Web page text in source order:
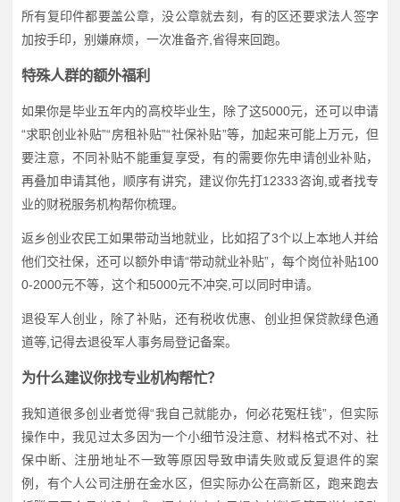
所有复印件都要盖公章，没公章就去刻，有的区还要求法人签字
加按手印，别嫌麻烦，一次准备齐,省得来回跑。
特殊人群的额外福利
如果你是毕业五年内的高校毕业生，除了这5000元，还可以申请
“求职创业补贴”“房租补贴”“社保补贴”等，加起来可能上万元，但
要注意，不同补贴不能重复享受，有的需要你先申请创业补贴，
再叠加申请其他，顺序有讲究，建议你先打12333咨询,或者找专
业的财税服务机构帮你梳理。
返乡创业农民工如果带动当地就业，比如招了3个以上本地人并给
他们交社保，还可以额外申请“带动就业补贴”，每个岗位补贴100
0-2000元不等，这个和5000元不冲突,可以同时申请。
退役军人创业，除了补贴，还有税收优惠、创业担保贷款绿色通
道等,记得去退役军人事务局登记备案。
为什么建议你找专业机构帮忙？
我知道很多创业者觉得“我自己就能办，何必花冤枉钱”，但实际
操作中，我见过太多因为一个小细节没注意、材料格式不对、社
保中断、注册地址不一致等原因导致申请失败或反复退件的案
例，有个人公司注册在金水区，但实际办公在高新区，跑来跑去